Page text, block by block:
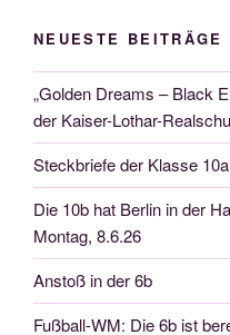
NEUESTE BEITRÄGE
„Golden Dreams – Black
der Kaiser-Lothar-
Steckbriefe der Klasse
Die 10b hat Berlin in der
Montag, 8.6.26
Anstoß in der 6b
Fußball-WM: Die 6b ist